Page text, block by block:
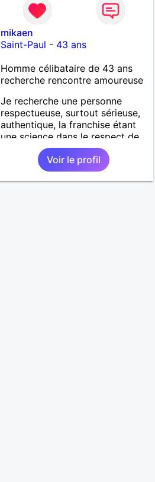
mikaen
Saint-Paul - 43 ans
Homme célibataire de 43 ans
recherche rencontre amoureuse
Je recherche une personne
respectueuse, surtout sérieuse,
authentique, la franchise étant
une science dans le respect de
soi et envers les autres.
Voir le profil